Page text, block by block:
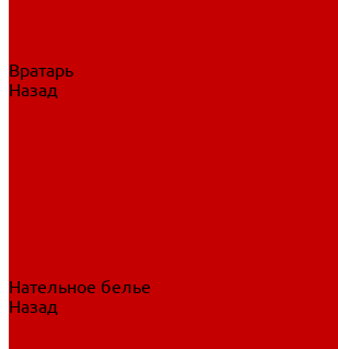
Вратарь
Назад
Нательное белье
Назад